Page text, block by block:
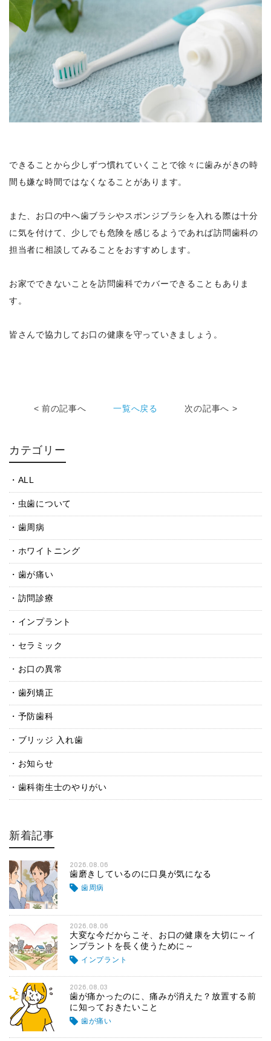
できることから少しずつ慣れていくことで徐々に歯みがきの時
間も嫌な時間ではなくなることがあります。
また、お口の中へ歯ブラシやスポンジブラシを入れる際は十分
に気を付けて、少しでも危険を感じるようであれば訪問歯科の
担当者に相談してみることをおすすめします。
お家でできないことを訪問歯科でカバーできることもありま
す。
皆さんで協力してお口の健康を守っていきましょう。
< 前の記事へ 一覧へ戻る 次の記事へ >
カテゴリー
ALL
虫歯について
歯周病
ホワイトニング
歯が痛い
訪問診療
インプラント
セラミック
お口の異常
歯列矯正
予防歯科
ブリッジ 入れ歯
お知らせ
歯科衛生士のやりがい
新着記事
2026.08.06
歯磨きしているのに口臭が気になる
歯周病
2026.08.06
大変な今だからこそ、お口の健康を大切に～イ
ンプラントを長く使うために～
インプラント
2026.08.03
歯が痛かったのに、痛みが消えた？放置する前
に知っておきたいこと
歯が痛い